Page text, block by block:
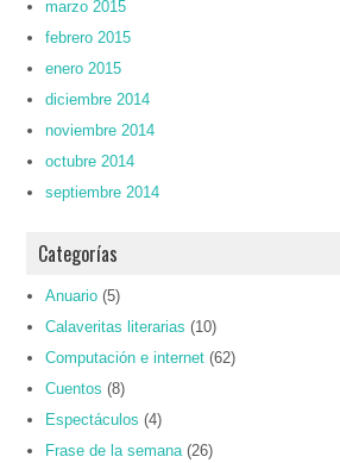
marzo 2015
febrero 2015
enero 2015
diciembre 2014
noviembre 2014
octubre 2014
septiembre 2014
Categorías
Anuario (5)
Calaveritas literarias (10)
Computación e internet (62)
Cuentos (8)
Espectáculos (4)
Frase de la semana (26)